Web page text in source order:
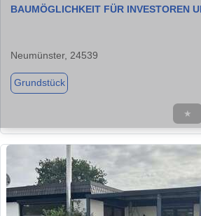
BAUMÖGLICHKEIT FÜR INVESTOREN
Neumünster, 24539
Grundstück
★